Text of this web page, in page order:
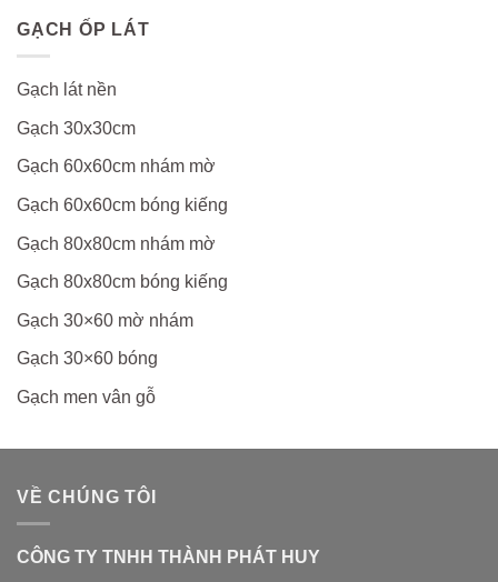
GẠCH ỐP LÁT
Gạch lát nền
Gạch 30x30cm
Gạch 60x60cm nhám mờ
Gạch 60x60cm bóng kiếng
Gạch 80x80cm nhám mờ
Gạch 80x80cm bóng kiếng
Gạch 30×60 mờ nhám
Gạch 30×60 bóng
Gạch men vân gỗ
VỀ CHÚNG TÔI
CÔNG TY TNHH THÀNH PHÁT HUY